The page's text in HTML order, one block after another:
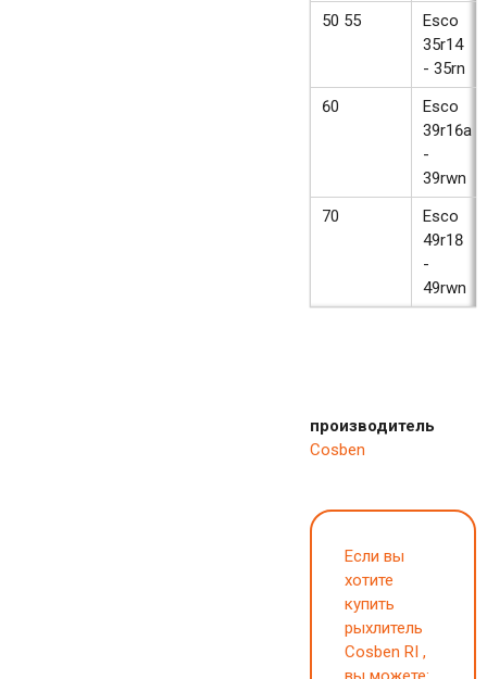
50 55
Esco
35r14
- 35rn
60
Esco
39r16a
-
39rwn
70
Esco
49r18
-
49rwn
производитель
Cosben
Если вы
хотите
купить
рыхлитель
Cosben RI ,